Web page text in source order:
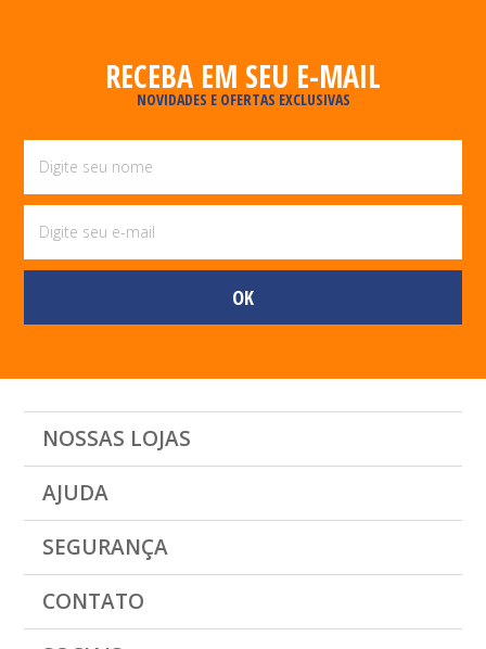
RECEBA EM SEU E-MAIL
NOVIDADES E OFERTAS EXCLUSIVAS
NOSSAS LOJAS
AJUDA
SEGURANÇA
CONTATO